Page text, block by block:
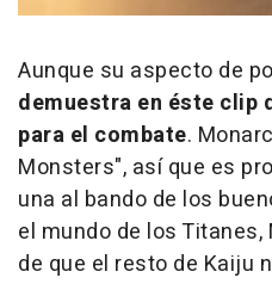
Aunque su aspecto de
demuestra en éste clip
para el combate.
Monsters", así que es
una al bando de los
el mundo de los
de que el resto de Kaiju